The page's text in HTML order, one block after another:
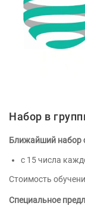
Набор в
Ближайший набор
с 15 числа
Стоимость
Специальное